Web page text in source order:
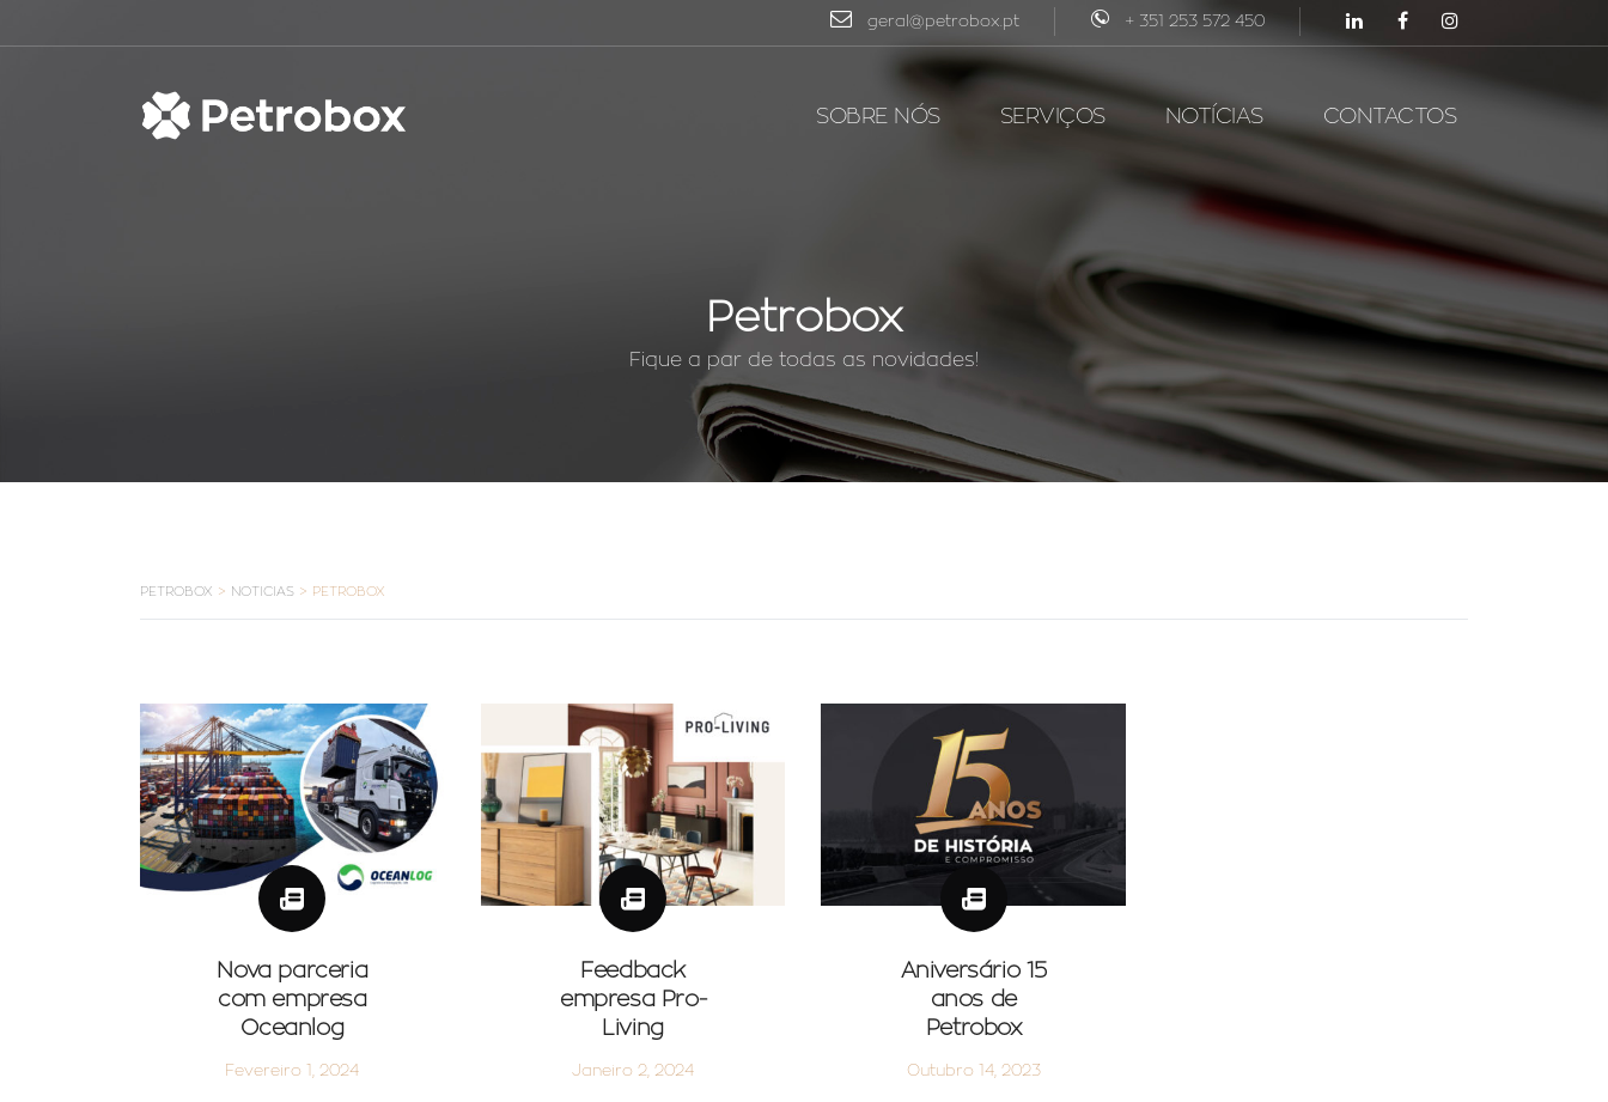
geral@petrobox.pt + 351 253 572 450
SOBRE NÓS SERVIÇOS NOTÍCIAS CONTACTOS
Petrobox
Fique a par de todas as novidades!
PETROBOX > NOTICIAS > PETROBOX
Nova parceria
com empresa
Oceanlog
Fevereiro 1, 2024
Feedback
empresa Pro-
Living
Janeiro 2, 2024
Aniversário 15
anos de
Petrobox
Outubro 14, 2023